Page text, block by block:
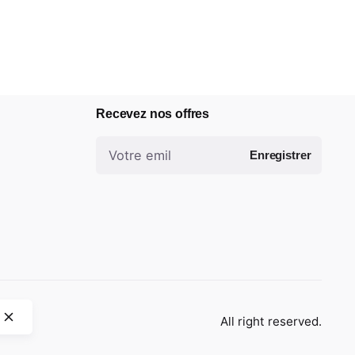
Recevez nos offres
Enregistrer
All right reserved.